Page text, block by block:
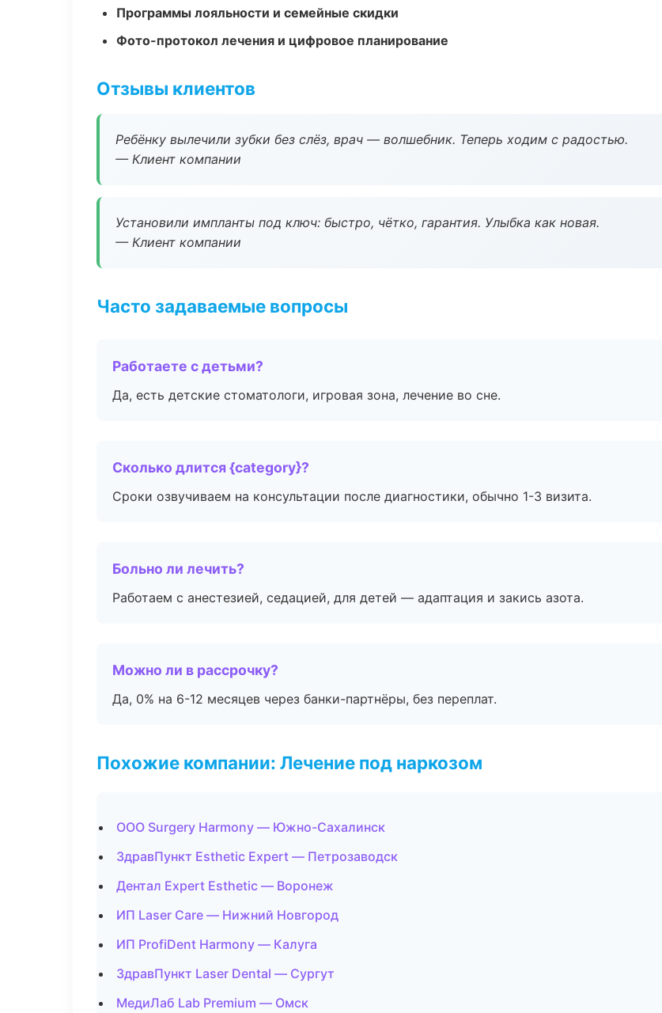
Программы лояльности и семейные скидки
Фото-протокол лечения и цифровое планирование
Отзывы клиентов
Ребёнку вылечили зубки без слёз, врач — волшебник. Теперь ходим с радостью.
— Клиент компании
Установили импланты под ключ: быстро, чётко, гарантия. Улыбка как новая.
— Клиент компании
Часто задаваемые вопросы
Работаете с детьми?
Да, есть детские стоматологи, игровая зона, лечение во сне.
Сколько длится {category}?
Сроки озвучиваем на консультации после диагностики, обычно 1-3 визита.
Больно ли лечить?
Работаем с анестезией, седацией, для детей — адаптация и закись азота.
Можно ли в рассрочку?
Да, 0% на 6-12 месяцев через банки-партнёры, без переплат.
Похожие компании: Лечение под наркозом
ООО Surgery Harmony — Южно-Сахалинск
ЗдравПункт Esthetic Expert — Петрозаводск
Дентал Expert Esthetic — Воронеж
ИП Laser Care — Нижний Новгород
ИП ProfiDent Harmony — Калуга
ЗдравПункт Laser Dental — Сургут
МедиЛаб Lab Premium — Омск